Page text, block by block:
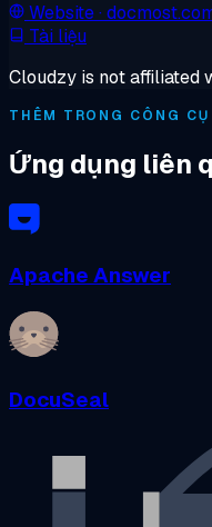
Website·
Tài liệu
Cloudzy is not affiliated
THÊM TRONG CÔNG
Ứng dụng liên
Apache Answer
DocuSeal